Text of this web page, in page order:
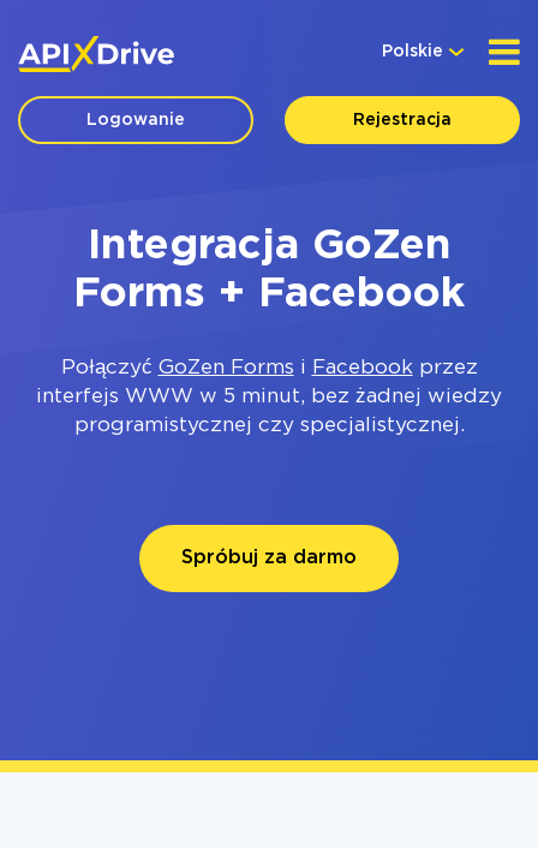
Polskie
Logowanie Rejestracja
Integracja GoZen
Forms + Facebook
Połączyć GoZen Forms i Facebookprzez
interfejs WWW w 5 minut, bez żadnej wiedzy
programistycznej czy specjalistycznej.
Spróbuj za darmo